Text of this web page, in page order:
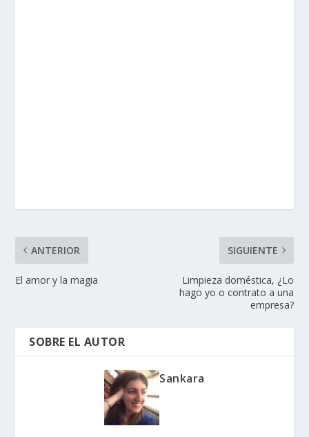
ANTERIOR
El amor y la magia
SIGUIENTE
Limpieza doméstica, ¿Lo
hago yo o contrato a una
empresa?
SOBRE EL AUTOR
Sankara